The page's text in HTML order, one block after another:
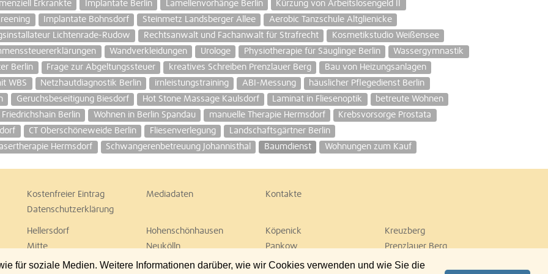
für soziale Medien. Weitere Informationen darüber, wie wir Cookies verwenden und wie Sie die
Erkrankte Implantate Berlin Lamellenvorhänge Berlin
Kürzung von Arbeitslosengeld II
Implantate Bohnsdorf Steinmetz Landsberger Allee
Aerobic Tanzschule Altglienicke
Lichtenrade-Rudow Rechtsanwalt und Fachanwalt für Strafrecht
Kosmetikstudio Weißensee
Wandverkleidungen Urologe Physiotherapie für Säuglinge Berlin
Wassergymnastik
Berlin Frage zur Abgeltungssteuer kreatives Schreiben Prenzlauer Berg
Bau von Heizungsanlagen
WBS Netzhautdiagnostik Berlin irnleistungstraining ABI-Messung
häuslicher Pflegedienst Berlin
Geruchsbeseitigung Biesdorf Hot Stone Massage Kaulsdorf Laminat in Fliesenoptik
betreute Wohnen
Berlin Wohnen in Berlin Spandau manuelle Therapie Hermsdorf
Krebsvorsorge Prostata
CT Oberschöneweide Berlin Fliesenverlegung
Landschaftsgärtner Berlin
Hermsdorf Schwangerenbetreuung Johannisthal Baumdienst Wohnungen zum Kauf
Kostenfreier Eintrag Mediadaten
Kontakte
Datenschutzerklärung
Hellersdorf Hohenschönhausen Köpenick
Kreuzberg
Mitte Neukölln Pankow
Prenzlauer Berg
Spandau Steglitz Tempelhof
Tiergarten